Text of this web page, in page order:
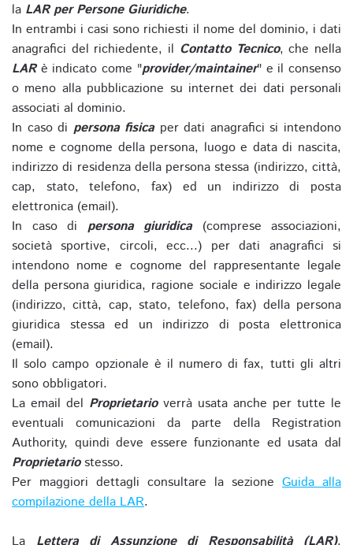
la LAR per Persone Giuridiche.
In entrambi i casi sono richiesti il nome del dominio, i dati
anagrafici del richiedente, il Contatto Tecnico, che nella
LARè indicato come "provider/maintainer" e il consenso
o meno alla pubblicazione su internet dei dati personali
associati al dominio.
In caso di persona fisicaper dati anagrafici si intendono
nome e cognome della persona, luogo e data di nascita,
indirizzo di residenza della persona stessa (indirizzo, città,
cap, stato, telefono, fax) ed un indirizzo di posta
elettronica (email).
In caso di persona giuridica(comprese associazioni,
società sportive, circoli, ecc...) per dati anagrafici si
intendono nome e cognome del rappresentante legale
della persona giuridica, ragione sociale e indirizzo legale
(indirizzo, città, cap, stato, telefono, fax) della persona
giuridica stessa ed un indirizzo di posta elettronica
(email).
Il solo campo opzionale è il numero di fax, tutti gli altri
sono obbligatori.
La email del Proprietarioverrà usata anche per tutte le
eventuali comunicazioni da parte della Registration
Authority, quindi deve essere funzionante ed usata dal
Proprietariostesso.
Per maggiori dettagli consultare la sezione Guida alla
compilazione della LAR.